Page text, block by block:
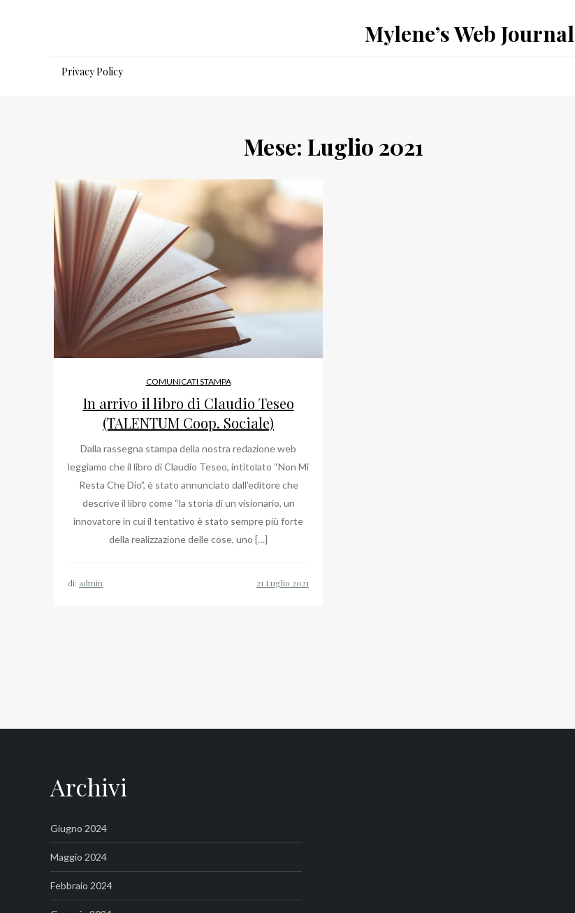
Mylene’s Web Journal
Privacy Policy
Mese: Luglio 2021
COMUNICATI STAMPA
In arrivo il libro di Claudio Teseo
(TALENTUM Coop. Sociale)
Dalla rassegna stampa della nostra redazione web
leggiamo che il libro di Claudio Teseo, intitolato “Non Mi
Resta Che Dio”, è stato annunciato dall’editore che
descrive il libro come “la storia di un visionario, un
innovatore in cui il tentativo è stato sempre più forte
della realizzazione delle cose, uno […]
di: admin
Archivi
Giugno 2024
Maggio 2024
Febbraio 2024